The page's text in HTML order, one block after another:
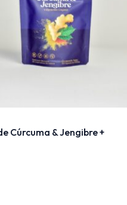
Cúrcuma & Jengibre +